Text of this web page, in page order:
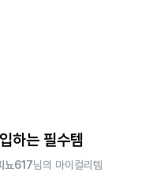
하는 필수템
뇨617님의 마이컬리템